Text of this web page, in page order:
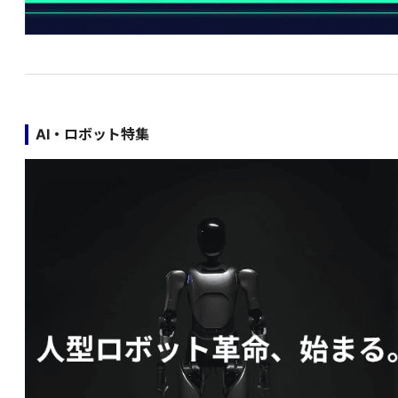
AI・ロボット特集